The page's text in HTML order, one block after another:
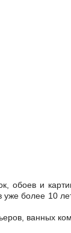
обоев и
более 10
ванных